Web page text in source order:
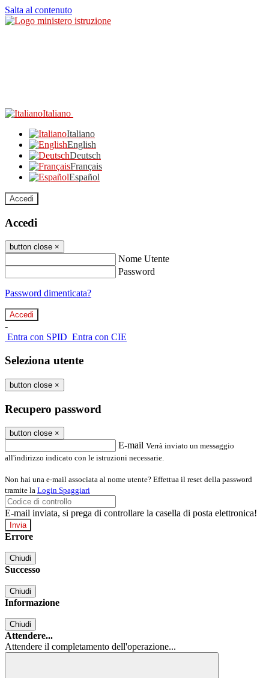
Salta al contenuto
Italiano
Italiano
English
Deutsch
Français
Español
Accedi
Accedi
button close ×
Nome Utente
Password
Password dimenticata?
-
Entra con SPID Entra con CIE
Seleziona utente
button close ×
Recupero password
button close ×
E-mail Verrà inviato un messaggio
all'indirizzo indicato con le istruzioni necessarie.
Non hai una e-mail associata al nome utente? Effettua il reset della password
tramite la Login Spaggiari
E-mail inviata, si prega di controllare la casella di posta elettronica!
Errore
Chiudi
Successo
Chiudi
Informazione
Chiudi
Attendere...
Attendere il completamento dell'operazione...